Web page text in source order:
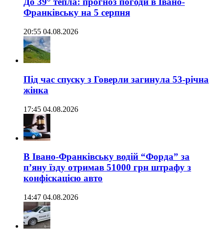
Франківську на 5 серпня
20:55 04.08.2026
Під час спуску з Говерли загинула 53-річна
жінка
17:45 04.08.2026
В Івано-Франківську водій “Форда” за
п’яну їзду отримав 51000 грн штрафу з
конфіскацією авто
14:47 04.08.2026